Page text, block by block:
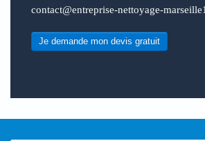
contact@entreprise-nettoyage-
Je demande mon devis gratuit